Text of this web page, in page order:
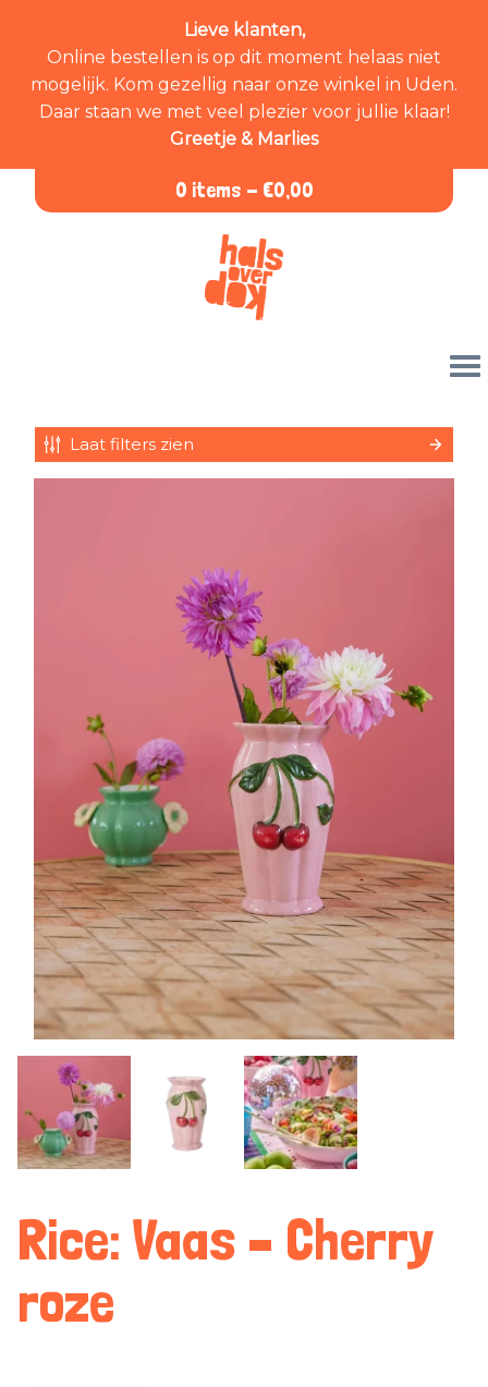
Lieve klanten,
Online bestellen is op dit moment helaas niet
mogelijk. Kom gezellig naar onze winkel in Uden.
Daar staan we met veel plezier voor jullie klaar!
Greetje & Marlies
0 items - €0,00
Laat filters zien
Rice: Vaas – Cherry
roze